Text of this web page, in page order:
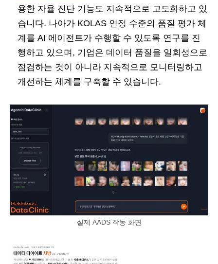
용한 자율 진단 기능도 지속적으로 고도화하고 있
습니다. 나아가 KOLAS 인정 수준의 품질 평가 체
계를 AI 에이전트가 수행할 수 있도록 연구를 진
행하고 있으며, 기업은 데이터 품질을 일회성으로
점검하는 것이 아니라 지속적으로 모니터링하고
개선하는 체계를 구축할 수 있습니다.
실제 AADS 작동 화면